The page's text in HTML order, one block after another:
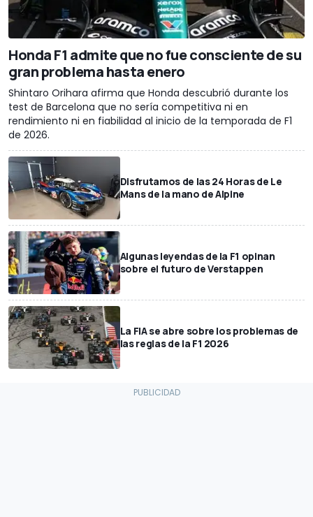
Honda F1 admite que no fue consciente de su
gran problema hasta enero
Shintaro Orihara afirma que Honda descubrió durante los
test de Barcelona que no sería competitiva ni en
rendimiento ni en fiabilidad al inicio de la temporada de F1
de 2026.
Disfrutamos de las 24 Horas de Le
Mans de la mano de Alpine
Algunas leyendas de la F1 opinan
sobre el futuro de Verstappen
La FIA se abre sobre los problemas de
las reglas de la F1 2026